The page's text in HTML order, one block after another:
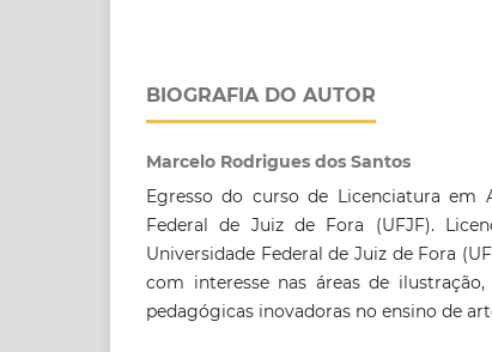
BIOGRAFIA DO AUTOR
Marcelo Rodrigues dos Santos
Egresso do curso de Licenciatura em
Federal de Juiz de Fora (UFJF).
Universidade Federal de Juiz de Fora
com interesse nas áreas de
pedagógicas inovadoras no ensino de